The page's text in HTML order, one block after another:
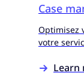
Case
Optimisez
votre
Learn